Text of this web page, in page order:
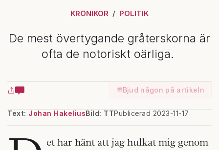
KRÖNIKOR POLITIK
De mest övertygande gråterskorna är
ofta de notoriskt oärliga.
Bjud någon på artikeln
Text: Johan Hakelius Publicerad 2023-11-17
Bild: TT
et har hänt att jag hulkat mig genom